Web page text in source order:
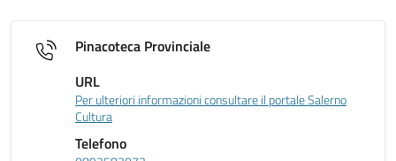
Pinacoteca Provinciale
URL
Per ulteriori informazioni consultare il portale Salerno
Cultura
Telefono